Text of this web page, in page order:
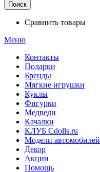
Поиск
Сравнить товары
Меню
Контакты
Подарки
Бренды
Мягкие игрушки
Куклы
Фигурки
Медведи
Качалки
КЛУБ Cdolls.ru
Модели автомобилей
Декор
Акции
Помощь